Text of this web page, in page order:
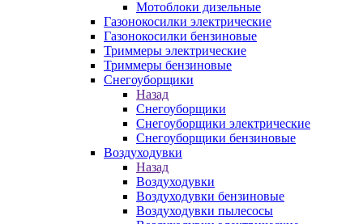
Мотоблоки дизельные
Газонокосилки электрические
Газонокосилки бензиновые
Триммеры электрические
Триммеры бензиновые
Снегоуборщики
Назад
Снегоуборщики
Снегоуборщики электрические
Снегоуборщики бензиновые
Воздуходувки
Назад
Воздуходувки
Воздуходувки бензиновые
Воздуходувки пылесосы